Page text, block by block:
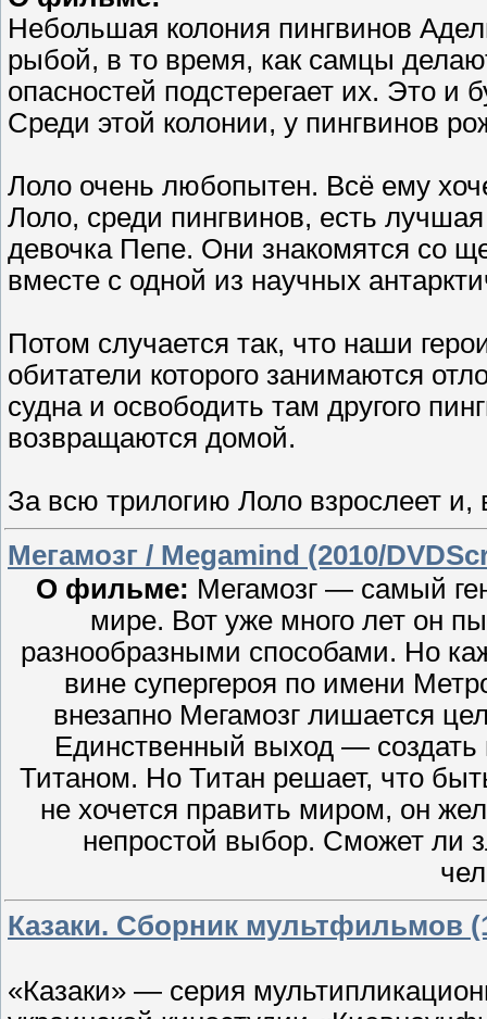
Небольшая колония пингвинов
рыбой, в то время, как самцы
опасностей подстерегает их. Это
Среди этой колонии, у пингвинов
Лоло очень любопытен. Всё ему
Лоло, среди пингвинов, есть
девочка Пепе. Они знакомятся со
вместе с одной из научных
Потом случается так, что наши
обитатели которого занимаются
судна и освободить там другого
возвращаются домой.
За всю трилогию Лоло взрослеет и,
Мегамозг / Megamind (2010/
О фильме: Мегамозг — самый
мире. Вот уже много лет он
разнообразными способами. Но
вине супергероя по имени
внезапно Мегамозг лишается
Единственный выход — создать
Титаном. Но Титан решает, что
не хочется править миром, он
непростой выбор. Сможет ли
Казаки. Сборник мультфильмов
«Казаки» — серия